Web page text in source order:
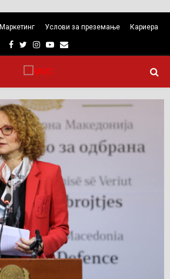
Маркетинг Услови за преземање Кариера
Facebook
TwitterInstagram
Youtube
Email